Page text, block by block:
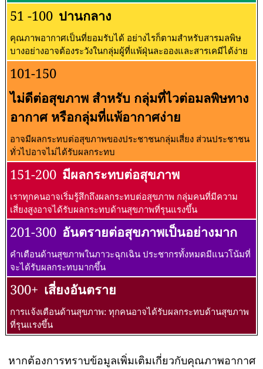
51 -100 ปานกลาง
คุณภาพอากาศเป็นที่ยอมรับได้ อย่างไรก็ตามสำหรับสารมลพิษ
บางอย่างอาจต้องระวังในกลุ่มผู้ที่แพ้ฝุ่นละอองและสารเคมีได้ง่าย
101-150
ไม่ดีต่อสุขภาพ สำหรับ กลุ่มที่ไวต่อมลพิษทาง
อากาศ หรือกลุ่มที่แพ้อากาศง่าย
อาจมีผลกระทบต่อสุขภาพของประชาชนกลุ่มเสี่ยง ส่วนประชาชน
ทั่วไปอาจไม่ได้รับผลกระทบ
151-200 มีผลกระทบต่อสุขภาพ
เราทุกคนอาจเริ่มรู้สึกถึงผลกระทบต่อสุขภาพ กลุ่มคนที่มีความ
เสี่ยงสูงอาจได้รับผลกระทบด้านสุขภาพที่รุนแรงขึ้น
201-300 อันตรายต่อสุขภาพเป็นอย่างมาก
คำเตือนด้านสุขภาพในภาวะฉุกเฉิน ประชากรทั้งหมดมีแนวโน้มที่
จะได้รับผลกระทบมากขึ้น
300+ เสี่ยงอันตราย
การแจ้งเตือนด้านสุขภาพ: ทุกคนอาจได้รับผลกระทบด้านสุขภาพ
ที่รุนแรงขึ้น
หากต้องการทราบข้อมูลเพิ่มเติมเกี่ยวกับคุณภาพอากาศ